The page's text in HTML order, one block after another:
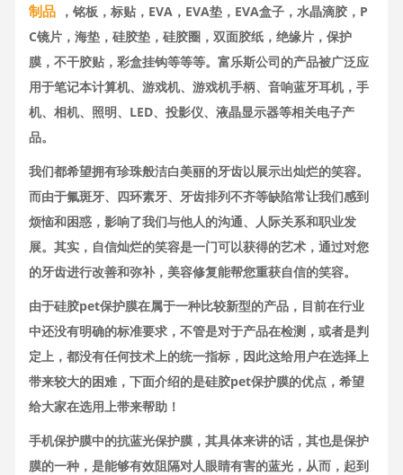
制品 ，铭板，标贴，EVA，EVA垫，EVA盒子，水晶滴胶，P
C镜片，海垫，硅胶垫，硅胶圈，双面胶纸，绝缘片，保护
膜，不干胶贴，彩盒挂钩等等等。富乐斯公司的产品被广泛应
用于笔记本计算机、游戏机、游戏机手柄、音响蓝牙耳机，手
机、相机、照明、LED、投影仪、液晶显示器等相关电子产
品。
我们都希望拥有珍珠般洁白美丽的牙齿以展示出灿烂的笑容。
而由于氟斑牙、四环素牙、牙齿排列不齐等缺陷常让我们感到
烦恼和困惑，影响了我们与他人的沟通、人际关系和职业发
展。其实，自信灿烂的笑容是一门可以获得的艺术，通过对您
的牙齿进行改善和弥补，美容修复能帮您重获自信的笑容。
由于硅胶pet保护膜在属于一种比较新型的产品，目前在行业
中还没有明确的标准要求，不管是对于产品在检测，或者是判
定上，都没有任何技术上的统一指标，因此这给用户在选择上
带来较大的困难，下面介绍的是硅胶pet保护膜的优点，希望
给大家在选用上带来帮助！
手机保护膜中的抗蓝光保护膜，其具体来讲的话，其也是保护
膜的一种，是能够有效阻隔对人眼睛有害的蓝光，从而，起到